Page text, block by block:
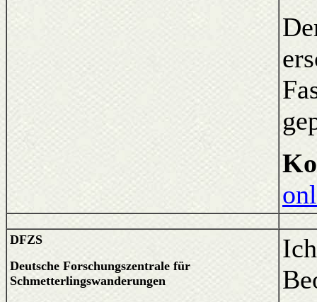
DFZS
Deutsche Forschungszentrale für
Schmetterlingswanderungen